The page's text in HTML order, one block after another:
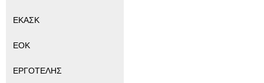
ΕΚΑΣΚ
ΕΟΚ
ΕΡΓΟΤΕΛΗΣ